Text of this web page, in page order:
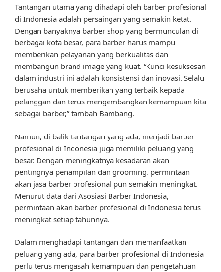
Tantangan utama yang dihadapi oleh barber profesional
di Indonesia adalah persaingan yang semakin ketat.
Dengan banyaknya barber shop yang bermunculan di
berbagai kota besar, para barber harus mampu
memberikan pelayanan yang berkualitas dan
membangun brand image yang kuat. “Kunci kesuksesan
dalam industri ini adalah konsistensi dan inovasi. Selalu
berusaha untuk memberikan yang terbaik kepada
pelanggan dan terus mengembangkan kemampuan kita
sebagai barber,” tambah Bambang.
Namun, di balik tantangan yang ada, menjadi barber
profesional di Indonesia juga memiliki peluang yang
besar. Dengan meningkatnya kesadaran akan
pentingnya penampilan dan grooming, permintaan
akan jasa barber profesional pun semakin meningkat.
Menurut data dari Asosiasi Barber Indonesia,
permintaan akan barber profesional di Indonesia terus
meningkat setiap tahunnya.
Dalam menghadapi tantangan dan memanfaatkan
peluang yang ada, para barber profesional di Indonesia
perlu terus mengasah kemampuan dan pengetahuan